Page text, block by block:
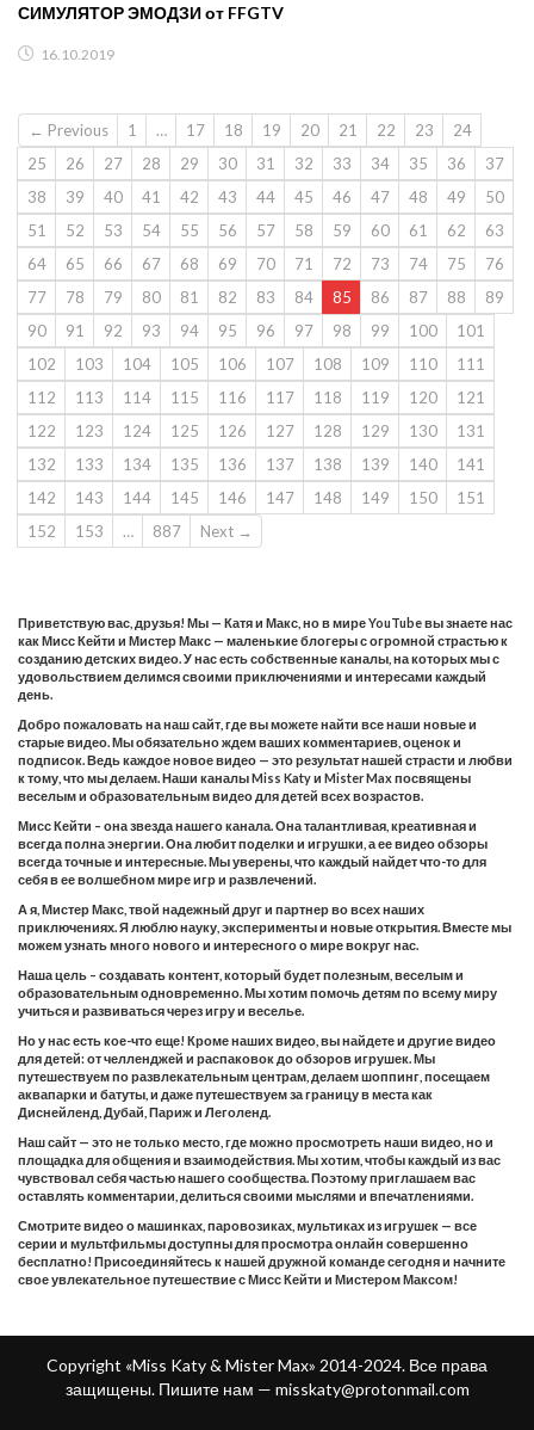
СИМУЛЯТОР ЭМОДЗИ от FFGTV
16.10.2019
← Previous 1 … 17 18 19 20 21 22 23
24
25
26 27 28 29 30 31 32 33 34 35 36
37
38
39 40 41 42 43 44 45 46 47 48 49
50
51
52 53 54 55 56 57 58 59 60 61 62
63
64
65 66 67 68 69 70 71 72 73 74 75
76
77
78 79 80 81 82 83 84 85 86 87 88
89
90
91 92 93 94 95 96 97 98 99 100
101
102
103 104 105 106 107 108 109 110
111
112
113 114 115 116 117 118 119 120
121
122
123 124 125 126 127 128 129 130
131
132
133 134 135 136 137 138 139 140
141
142
143 144 145 146 147 148 149 150
151
152
153 … 887 Next →
Приветствую вас, друзья! Мы — Катя и Макс, но в мире YouTube вы знаете нас
как Мисс Кейти и Мистер Макс — маленькие блогеры с огромной страстью к
созданию детских видео. У нас есть собственные каналы, на которых мы с
удовольствием делимся своими приключениями и интересами каждый
день.
Добро пожаловать на наш сайт, где вы можете найти все наши новые и
старые видео. Мы обязательно ждем ваших комментариев, оценок и
подписок. Ведь каждое новое видео — это результат нашей страсти и любви
к тому, что мы делаем. Наши каналы Miss Katy и Mister Max посвящены
веселым и образовательным видео для детей всех возрастов.
Мисс Кейти – она звезда нашего канала. Она талантливая, креативная и
всегда полна энергии. Она любит поделки и игрушки, а ее видео обзоры
всегда точные и интересные. Мы уверены, что каждый найдет что-то для
себя в ее волшебном мире игр и развлечений.
А я, Мистер Макс, твой надежный друг и партнер во всех наших
приключениях. Я люблю науку, эксперименты и новые открытия. Вместе мы
можем узнать много нового и интересного о мире вокруг нас.
Наша цель – создавать контент, который будет полезным, веселым и
образовательным одновременно. Мы хотим помочь детям по всему миру
учиться и развиваться через игру и веселье.
Но у нас есть кое-что еще! Кроме наших видео, вы найдете и другие видео
для детей: от челленджей и распаковок до обзоров игрушек. Мы
путешествуем по развлекательным центрам, делаем шоппинг, посещаем
аквапарки и батуты, и даже путешествуем за границу в места как
Диснейленд, Дубай, Париж и Леголенд.
Наш сайт — это не только место, где можно просмотреть наши видео, но и
площадка для общения и взаимодействия. Мы хотим, чтобы каждый из вас
чувствовал себя частью нашего сообщества. Поэтому приглашаем вас
оставлять комментарии, делиться своими мыслями и впечатлениями.
Смотрите видео о машинках, паровозиках, мультиках из игрушек — все
серии и мультфильмы доступны для просмотра онлайн совершенно
бесплатно! Присоединяйтесь к нашей дружной команде сегодня и начните
свое увлекательное путешествие с Мисс Кейти и Мистером Максом!
Copyright «Miss Katy & Mister Max» 2014-2024. Все права
защищены. Пишите нам — misskaty@protonmail.com